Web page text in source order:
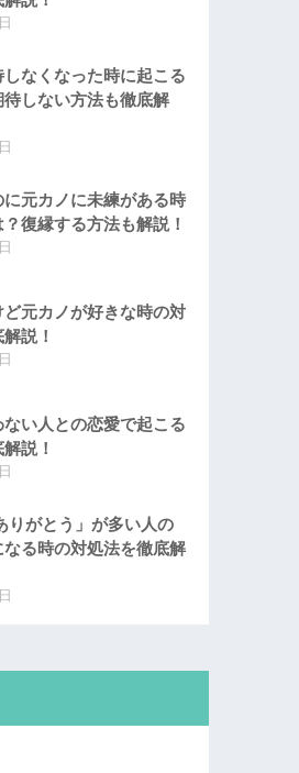
なくなった時に起こる
待しない方法も徹底解
元カノに未練がある時
復縁する方法も解説！
元カノが好きな時の対
説！
い人との恋愛で起こる
説！
りがとう」が多い人の
る時の対処法を徹底解